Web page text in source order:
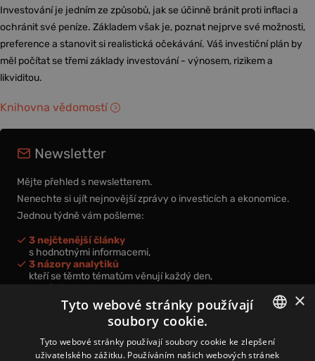
Investování je jedním ze způsobů, jak se účinně bránit proti inflaci a
ochránit své peníze. Základem však je, poznat nejprve své možnosti,
preference a stanovit si realistická očekávání. Váš investiční plán by
měl počítat se třemi základy investování - výnosem, rizikem a
likviditou.
Knihovna vědomostí
Newsletter
Mějte přehled s newsletterem.
Nenechte si ujít nejnovější zprávy o investicích a ekonomice.
Jednou týdně vám pošleme:
3 nejčtenější články
s hodnotnými informacemi,
3 názory analytiků
kteří se těmto tématům věnují každý den,
nová videa a podcasty
k prohloubení vašich znalostí.
CZECH
×
Tyto webové stránky používají
soubory cookie.
Tyto webové stránky používají soubory cookie ke zlepšení
uživatelského zážitku. Používáním našich webových stránek